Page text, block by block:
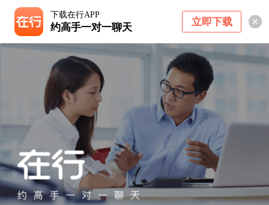
下载在行APP
约高手一对一聊天 立即下载